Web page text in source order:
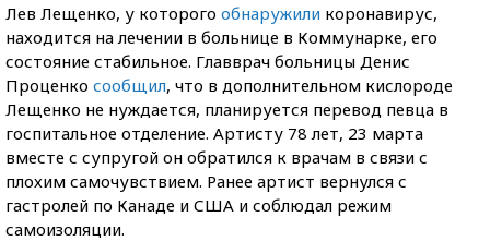
Лев Лещенко, у которого обнаружили коронавирус,
находится на лечении в больнице в Коммунарке, его
состояние стабильное. Главврач больницы Денис
Проценко сообщил, что в дополнительном кислороде
Лещенко не нуждается, планируется перевод певца в
госпитальное отделение. Артисту 78 лет, 23 марта
вместе с супругой он обратился к врачам в связи с
плохим самочувствием. Ранее артист вернулся с
гастролей по Канаде и США и соблюдал режим
самоизоляции.